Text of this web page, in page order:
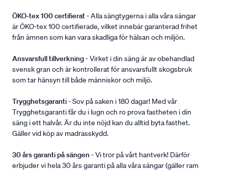
ÖKO-tex 100 certifierat- Alla sängtygerna i alla våra sängar
är ÖKO-tex 100 certifierade, vilket innebär garanterad frihet
från ämnen som kan vara skadliga för hälsan och miljön.
Ansvarsfull tillverkning- Virket i din säng är av obehandlad
svensk gran och är kontrollerat för ansvarsfullt skogsbruk
som tar hänsyn till både människor och miljö.
Trygghetsgaranti- Sov på saken i 180 dagar! Med vår
Trygghetsgaranti får du i lugn och ro prova fastheten i din
säng i ett halvår. Är du inte nöjd kan du alltid byta fasthet.
Gäller vid köp av madrasskydd.
30 års garanti på sängen - Vi tror på vårt hantverk! Därför
erbjuder vi hela 30 års garanti på alla våra sängar (gäller ram